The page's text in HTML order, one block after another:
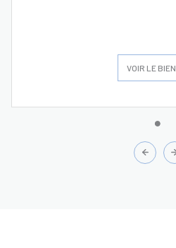
VOIR LE BIEN